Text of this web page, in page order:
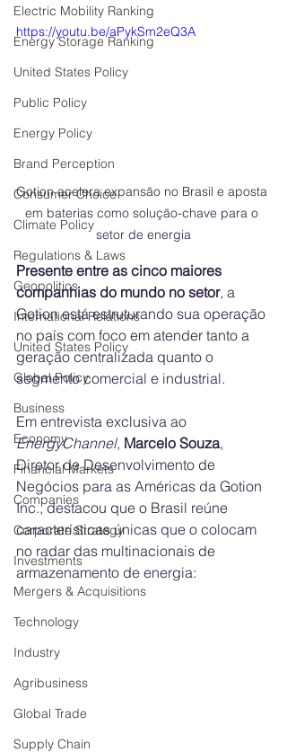
Electric Mobility Ranking
Energy Storage Ranking
United States Policy
Public Policy
Energy Policy
Brand Perception
Consumer Choice
Climate Policy
Regulations & Laws
Geopolitics
International Relations
United States Policy
Global Policy
Business
Economy
Financial Markets
Companies
Corporate Strategy
Investments
Mergers & Acquisitions
Technology
Industry
Agribusiness
Global Trade
Supply Chain
https://youtu.be/aPykSm2eQ3A
Gotion acelera expansão no Brasil e aposta
em baterias como solução-chave para o
setor de energia
Presente entre as cinco maiores
companhias do mundo no setor, a
Gotion está estruturando sua operação
no país com foco em atender tanto a
geração centralizada quanto o
segmento comercial e industrial.
Em entrevista exclusiva ao
EnergyChannel, Marcelo Souza,
Diretor de Desenvolvimento de
Negócios para as Américas da Gotion
Inc., destacou que o Brasil reúne
características únicas que o colocam
no radar das multinacionais de
armazenamento de energia: